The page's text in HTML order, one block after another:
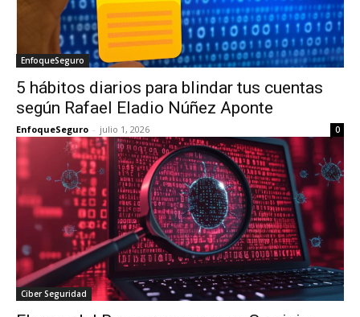
EnfoqueSeguro
5 hábitos diarios para blindar tus cuentas
según Rafael Eladio Núñez Aponte
EnfoqueSeguro - julio 1, 2026 0
Ciber Seguridad